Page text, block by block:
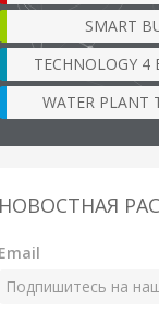
SMART
TECHNOLOGY 4
WATER PLANT
НОВОСТНАЯ
Email